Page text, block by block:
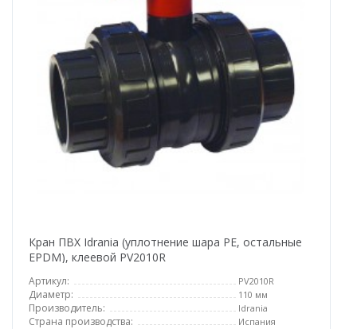
Кран ПВХ Idrania (уплотнение шара PE, остальные
EPDM), клеевой PV2010R
Артикул: PV2010R
Диаметр: 110 мм
Производитель: Idrania
Страна производства: Испания